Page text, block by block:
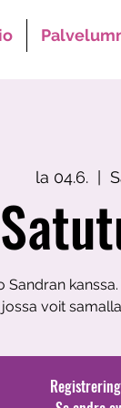
la 04.6.
  |
Sandran
jossa voit